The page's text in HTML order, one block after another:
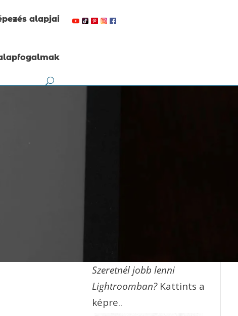
alapjai
Szeretnél jobb lenni
Lightroomban? Kattints a
képre..